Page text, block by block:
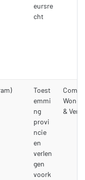
eursre
cht
Toest
emmi
ng
provi
ncie
en
verlen
gen
voork
&